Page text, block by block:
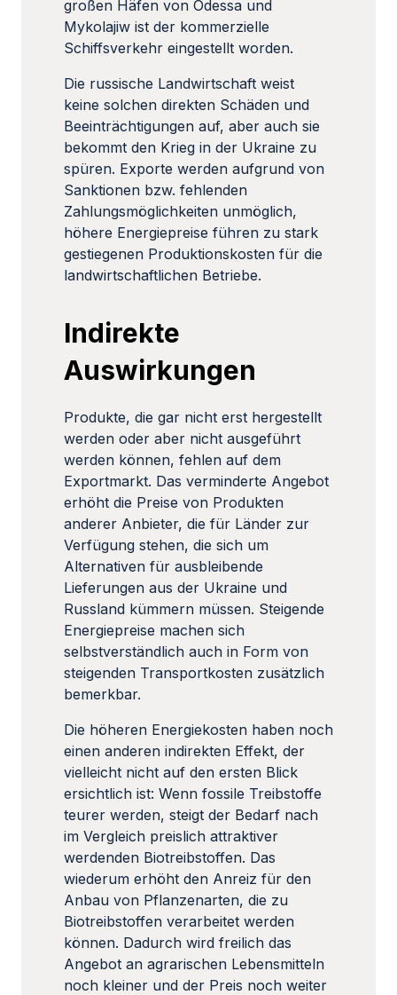
großen Häfen von Odessa und
Mykolajiw ist der kommerzielle
Schiffsverkehr eingestellt worden.
Die russische Landwirtschaft weist
keine solchen direkten Schäden und
Beeinträchtigungen auf, aber auch sie
bekommt den Krieg in der Ukraine zu
spüren. Exporte werden aufgrund von
Sanktionen bzw. fehlenden
Zahlungsmöglichkeiten unmöglich,
höhere Energiepreise führen zu stark
gestiegenen Produktionskosten für die
landwirtschaftlichen Betriebe.
Indirekte
Auswirkungen
Produkte, die gar nicht erst hergestellt
werden oder aber nicht ausgeführt
werden können, fehlen auf dem
Exportmarkt. Das verminderte Angebot
erhöht die Preise von Produkten
anderer Anbieter, die für Länder zur
Verfügung stehen, die sich um
Alternativen für ausbleibende
Lieferungen aus der Ukraine und
Russland kümmern müssen. Steigende
Energiepreise machen sich
selbstverständlich auch in Form von
steigenden Transportkosten zusätzlich
bemerkbar.
Die höheren Energiekosten haben noch
einen anderen indirekten Effekt, der
vielleicht nicht auf den ersten Blick
ersichtlich ist: Wenn fossile Treibstoffe
teurer werden, steigt der Bedarf nach
im Vergleich preislich attraktiver
werdenden Biotreibstoffen. Das
wiederum erhöht den Anreiz für den
Anbau von Pflanzenarten, die zu
Biotreibstoffen verarbeitet werden
können. Dadurch wird freilich das
Angebot an agrarischen Lebensmitteln
noch kleiner und der Preis noch weiter